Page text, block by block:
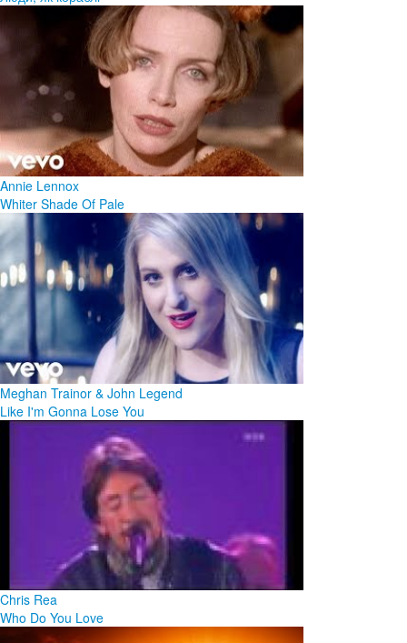
Annie Lennox
Whiter Shade Of Pale
Meghan Trainor & John Legend
Like I'm Gonna Lose You
Chris Rea
Who Do You Love